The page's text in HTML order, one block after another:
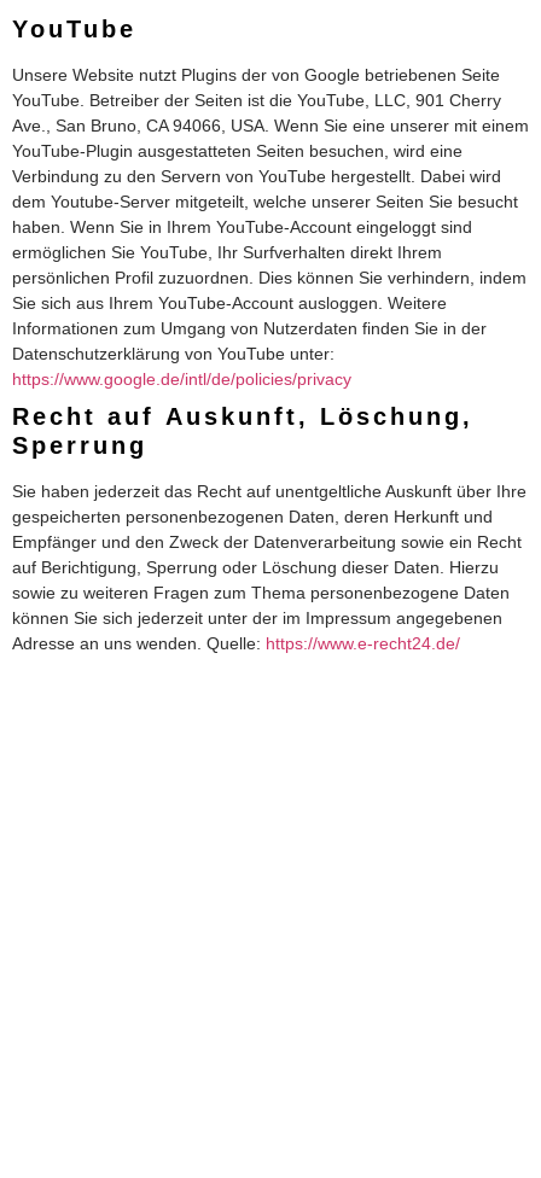
YouTube
Unsere Website nutzt Plugins der von Google betriebenen Seite
YouTube. Betreiber der Seiten ist die YouTube, LLC, 901 Cherry
Ave., San Bruno, CA 94066, USA. Wenn Sie eine unserer mit einem
YouTube-Plugin ausgestatteten Seiten besuchen, wird eine
Verbindung zu den Servern von YouTube hergestellt. Dabei wird
dem Youtube-Server mitgeteilt, welche unserer Seiten Sie besucht
haben. Wenn Sie in Ihrem YouTube-Account eingeloggt sind
ermöglichen Sie YouTube, Ihr Surfverhalten direkt Ihrem
persönlichen Profil zuzuordnen. Dies können Sie verhindern, indem
Sie sich aus Ihrem YouTube-Account ausloggen. Weitere
Informationen zum Umgang von Nutzerdaten finden Sie in der
Datenschutzerklärung von YouTube unter:
https://www.google.de/intl/de/policies/privacy
Recht auf Auskunft, Löschung,
Sperrung
Sie haben jederzeit das Recht auf unentgeltliche Auskunft über Ihre
gespeicherten personenbezogenen Daten, deren Herkunft und
Empfänger und den Zweck der Datenverarbeitung sowie ein Recht
auf Berichtigung, Sperrung oder Löschung dieser Daten. Hierzu
sowie zu weiteren Fragen zum Thema personenbezogene Daten
können Sie sich jederzeit unter der im Impressum angegebenen
Adresse an uns wenden. Quelle: https://www.e-recht24.de/